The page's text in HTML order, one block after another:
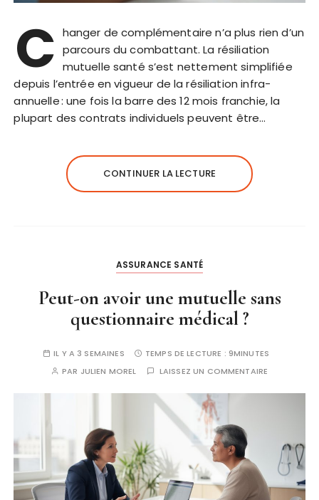
C hanger de complémentaire n’a plus rien d’un
parcours du combattant. La résiliation
mutuelle santé s’est nettement simplifiée
depuis l’entrée en vigueur de la résiliation infra-
annuelle : une fois la barre des 12 mois franchie, la
plupart des contrats individuels peuvent être…
CONTINUER LA LECTURE
ASSURANCE SANTÉ
Peut-on avoir une mutuelle sans
questionnaire médical ?
IL Y A 3 SEMAINES TEMPS DE LECTURE : 9MINUTES
PAR JULIEN MOREL LAISSEZ UN COMMENTAIRE